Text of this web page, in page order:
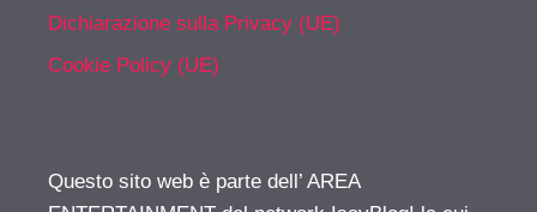
Dichiarazione sulla Privacy (UE)
Cookie Policy (UE)
Questo sito web è parte dell’ AREA